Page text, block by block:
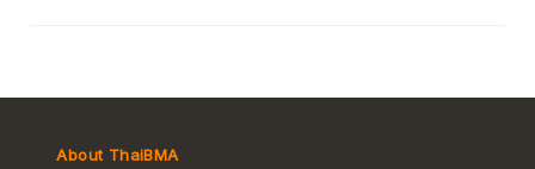
About ThaiBMA